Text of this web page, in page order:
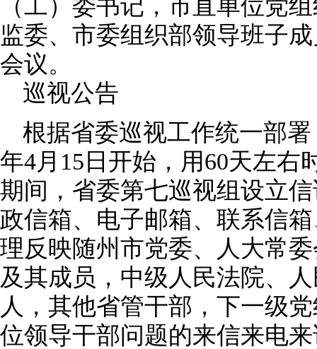
（工）委书记，市直单位党
监委、市委组织部领导班子
会议。
巡视公告
根据省委巡视工作统一部
年4月15日开始，用60天左右
期间，省委第七巡视组设立
政信箱、电子邮箱、联系信
理反映随州市党委、人大常
及其成员，中级人民法院、
人，其他省管干部，下一级
位领导干部问题的来信来电